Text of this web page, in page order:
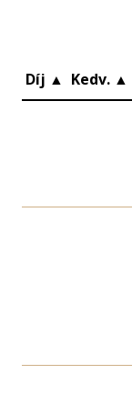
Díj ▲ Kedv. ▲